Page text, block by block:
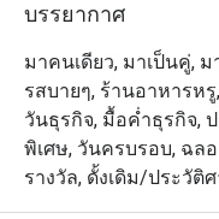
บรรยากาศ
มาคนเดียว, มาเป็นคู่,
รสบายๆ, ร้านอาหารห
วันธุรกิจ, มื้อค่ำธุรกิจ,
พิเศษ, วันครบรอบ, ฉล
รางวัล, ดั้งเดิม/ประวัติ